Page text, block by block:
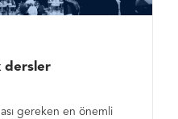
dersler
gereken en önemli